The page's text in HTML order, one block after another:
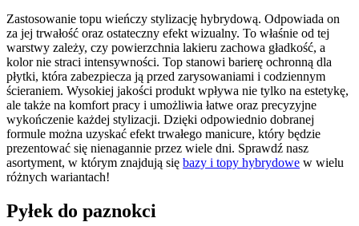
Zastosowanie topu wieńczy stylizację hybrydową. Odpowiada on
za jej trwałość oraz ostateczny efekt wizualny. To właśnie od tej
warstwy zależy, czy powierzchnia lakieru zachowa gładkość, a
kolor nie straci intensywności. Top stanowi barierę ochronną dla
płytki, która zabezpiecza ją przed zarysowaniami i codziennym
ścieraniem. Wysokiej jakości produkt wpływa nie tylko na estetykę,
ale także na komfort pracy i umożliwia łatwe oraz precyzyjne
wykończenie każdej stylizacji. Dzięki odpowiednio dobranej
formule można uzyskać efekt trwałego manicure, który będzie
prezentować się nienagannie przez wiele dni. Sprawdź nasz
asortyment, w którym znajdują się bazy i topy hybrydowe w wielu
różnych wariantach!
Pyłek do paznokci